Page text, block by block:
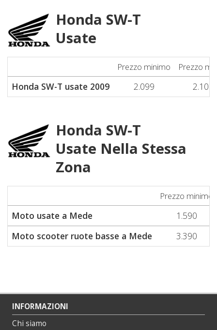
Honda SW-T
Usate
Prezzo minimo Prezzo
Honda SW-T usate 2009 2.099 2.100
Honda SW-T
Usate Nella Stessa
Zona
Prezzo minimo
Moto usate a Mede
1.590
Moto scooter ruote basse a Mede
3.390
INFORMAZIONI
Chi siamo